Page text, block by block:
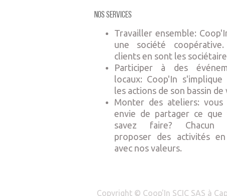
Nos Services
Travailler ensemble:
une société
clients en sont les
Participer à des
locaux: Coop'In s'implique
les actions de son bassin de
Monter des ateliers: vous
envie de partager ce que
savez faire? Chacun
proposer des activités
avec nos valeurs.
Copyright © Coop'In SCIC SAS à